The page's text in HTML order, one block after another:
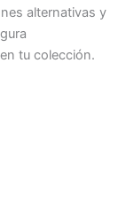
alternativas y
tu colección.